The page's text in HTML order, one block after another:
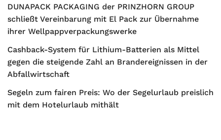
DUNAPACK PACKAGING der PRINZHORN GROUP
schließt Vereinbarung mit El Pack zur Übernahme
ihrer Wellpappverpackungswerke
Cashback-System für Lithium-Batterien als Mittel
gegen die steigende Zahl an Brandereignissen in der
Abfallwirtschaft
Segeln zum fairen Preis: Wo der Segelurlaub preislich
mit dem Hotelurlaub mithält